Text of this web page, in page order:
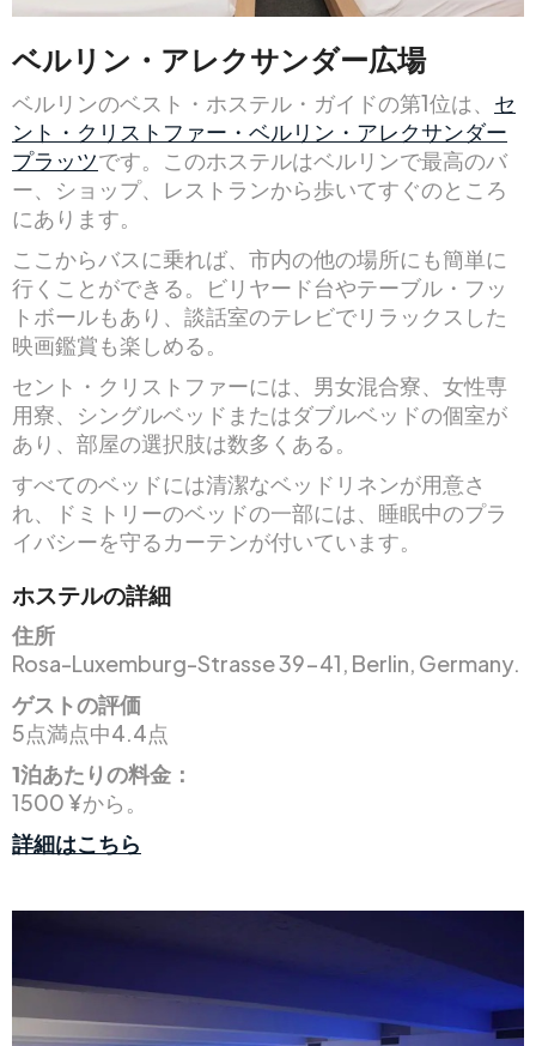
ベルリン・アレクサンダー広場
ベルリンのベスト・ホステル・ガイドの第1位は、 セ
ント・クリストファー・ベルリン・アレクサンダー
プラッツです。このホステルはベルリンで最高のバ
ー、ショップ、レストランから歩いてすぐのところ
にあります。
ここからバスに乗れば、市内の他の場所にも簡単に
行くことができる。ビリヤード台やテーブル・フッ
トボールもあり、談話室のテレビでリラックスした
映画鑑賞も楽しめる。
セント・クリストファーには、男女混合寮、女性専
用寮、シングルベッドまたはダブルベッドの個室が
あり、部屋の選択肢は数多くある。
すべてのベッドには清潔なベッドリネンが用意さ
れ、ドミトリーのベッドの一部には、睡眠中のプラ
イバシーを守るカーテンが付いています。
ホステルの詳細
住所
Rosa-Luxemburg-Strasse 39-41, Berlin, Germany.
ゲストの評価
5点満点中4.4点
1泊あたりの料金：
1500 ¥から。
詳細はこちら